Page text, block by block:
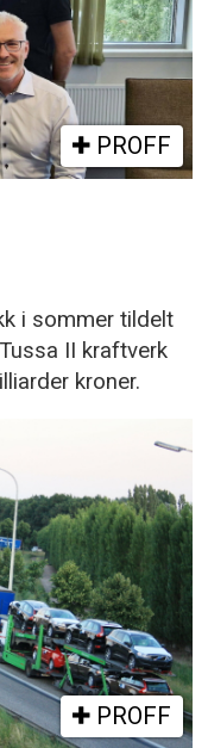
PROFF
i sommer tildelt
II kraftverk
kroner.
PROFF